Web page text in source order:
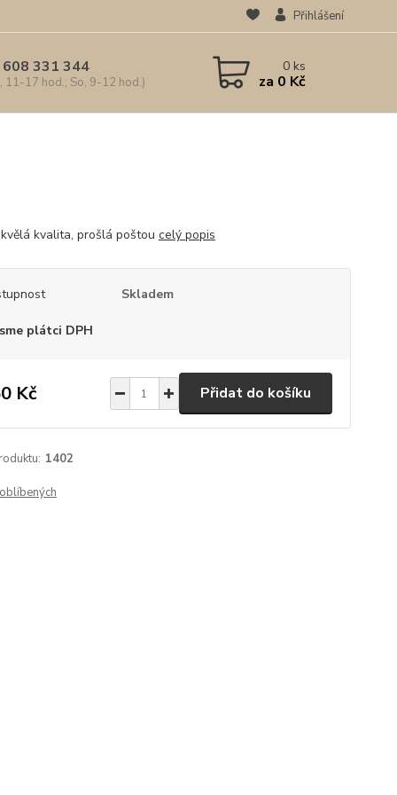
Přihlášení
331 344
11-17 hod.; So, 9-12 hod.)
0ks
za 0 Kč
kvalita, prošlá poštou celý popis
Skladem
plátci DPH
Kč Přidat do košíku
1402